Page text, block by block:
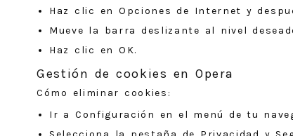
Haz clic en Opciones de Internet y
Mueve la barra deslizante al nivel
Haz clic en OK.
Gestión de cookies en Opera
Cómo eliminar cookies:
Ir a Configuración en el menú de tu